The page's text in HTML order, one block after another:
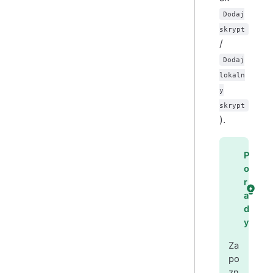
Dodaj
skrypt
/
Dodaj
lokaln
y
skrypt
).
P
o
r
a
d
y
Za
po